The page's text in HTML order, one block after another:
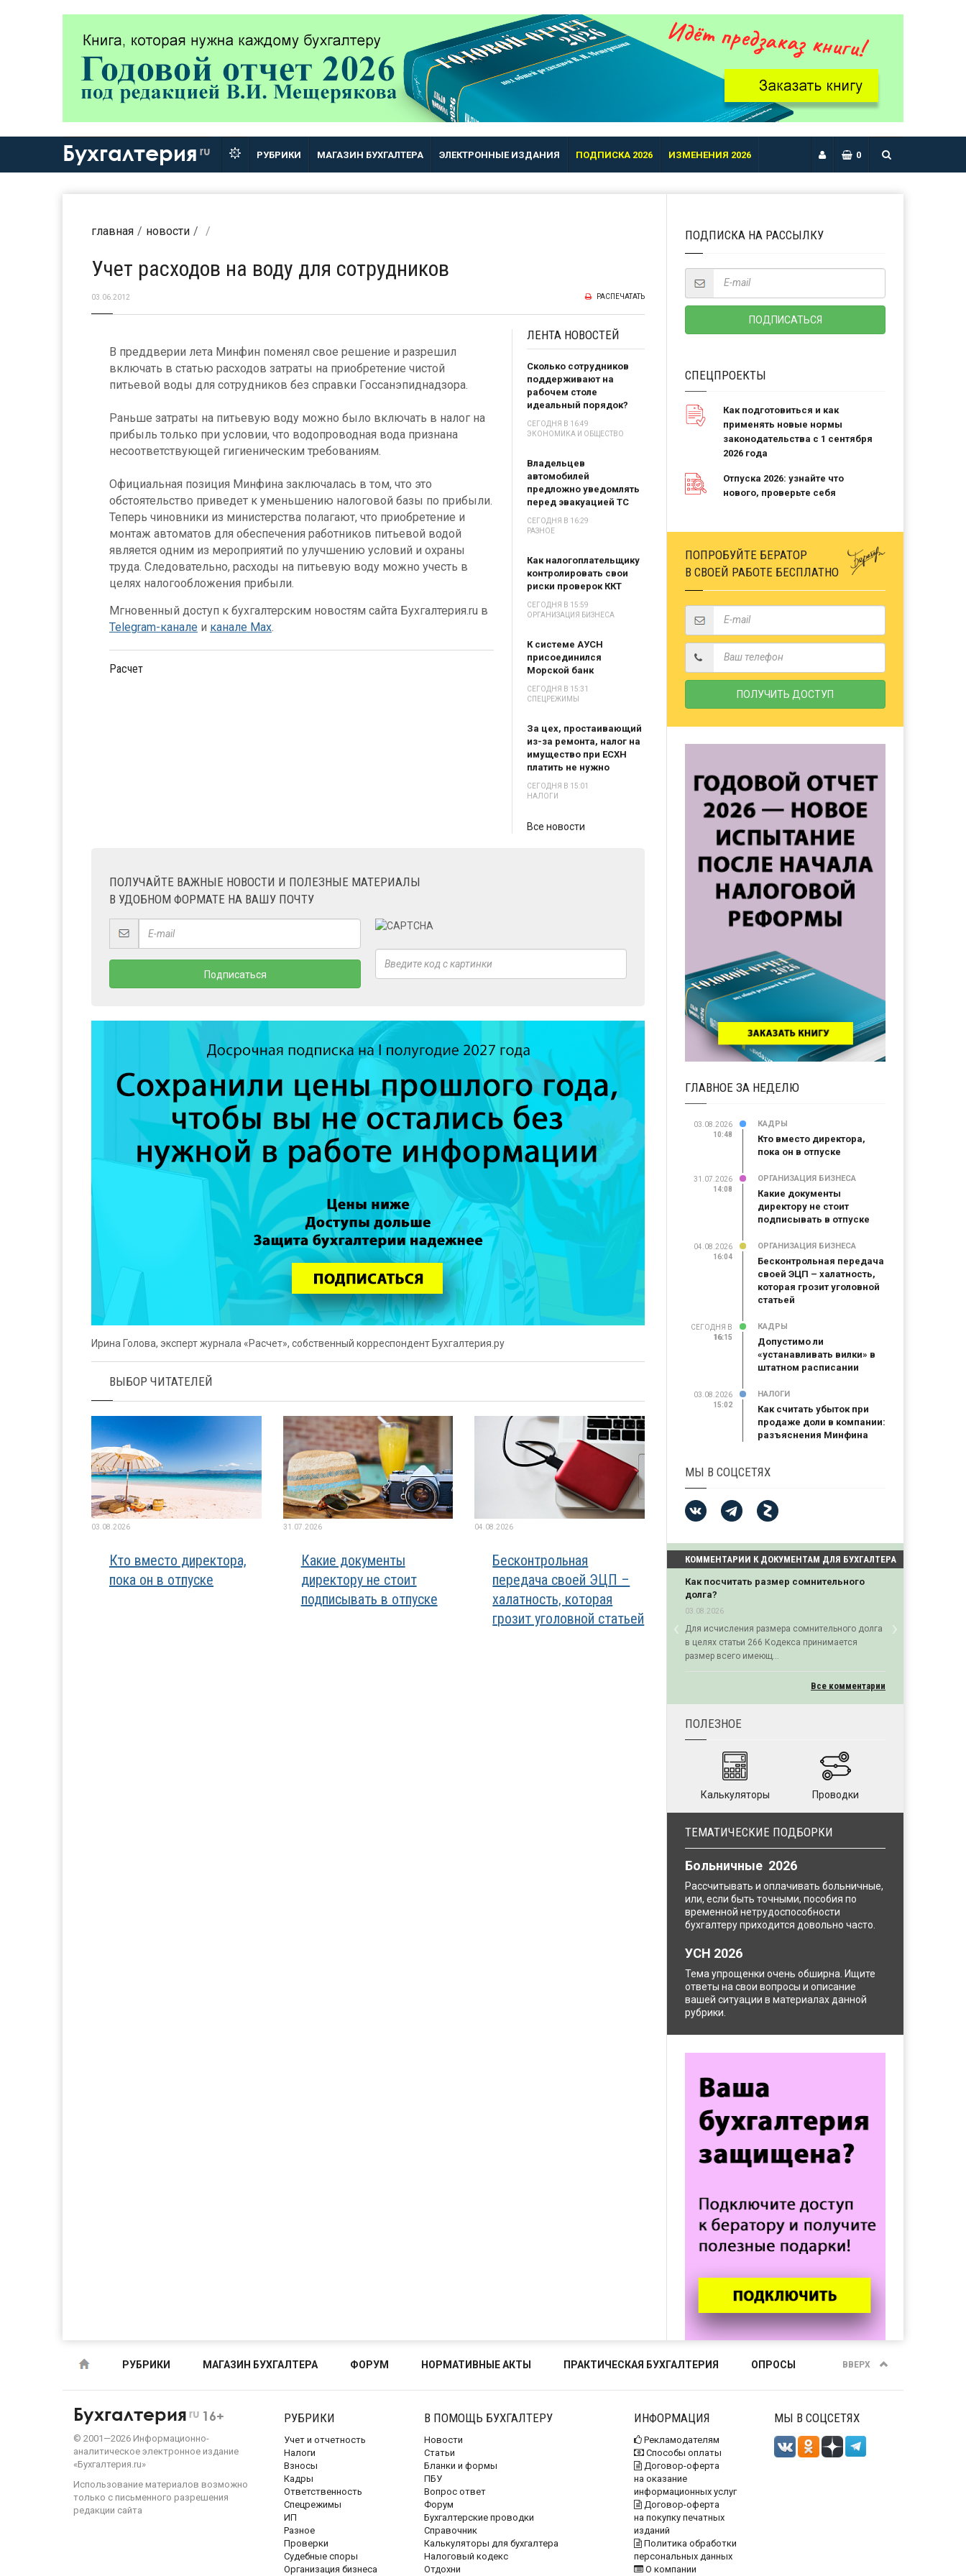
Бухгалтерия ru РУБРИКИ МАГАЗИН БУХГАЛТЕРА ЭЛЕКТРОННЫЕ ИЗДАНИЯ ПОДПИСКА 2026 ИЗМЕНЕНИЯ 2026 0
главная новости
Учет расходов на воду для сотрудников
03.06.2012 РАСПЕЧАТАТЬ
В преддверии лета Минфин поменял свое решение и разрешил
включать в статью расходов затраты на приобретение чистой
питьевой воды для сотрудников без справки Госсанэпиднадзора.
Раньше затраты на питьевую воду можно было включать в налог на
прибыль только при условии, что водопроводная вода признана
несоответствующей гигиеническим требованиям.
Официальная позиция Минфина заключалась в том, что это
обстоятельство приведет к уменьшению налоговой базы по прибыли.
Теперь чиновники из министерства полагают, что приобретение и
монтаж автоматов для обеспечения работников питьевой водой
является одним из мероприятий по улучшению условий и охраны
труда. Следовательно, расходы на питьевую воду можно учесть в
целях налогообложения прибыли.
Мгновенный доступ к бухгалтерским новостям сайта Бухгалтерия.ru в
Telegram-канале и канале Max.
Расчет
ЛЕНТА НОВОСТЕЙ
Сколько сотрудников
поддерживают на
рабочем столе
идеальный порядок?
СЕГОДНЯ В 16:49
ЭКОНОМИКА И ОБЩЕСТВО
Владельцев
автомобилей
предложно уведомлять
перед эвакуацией ТС
СЕГОДНЯ В 16:29
РАЗНОЕ
Как налогоплательщику
контролировать свои
риски проверок ККТ
СЕГОДНЯ В 15:59
ОРГАНИЗАЦИЯ БИЗНЕСА
К системе АУСН
присоединился
Морской банк
СЕГОДНЯ В 15:31
СПЕЦРЕЖИМЫ
За цех, простаивающий
из-за ремонта, налог на
имущество при ЕСХН
платить не нужно
СЕГОДНЯ В 15:01
НАЛОГИ
Все новости
ПОЛУЧАЙТЕ ВАЖНЫЕ НОВОСТИ И ПОЛЕЗНЫЕ МАТЕРИАЛЫ
В УДОБНОМ ФОРМАТЕ НА ВАШУ ПОЧТУ
Ирина Голова, эксперт журнала «Расчет», собственный корреспондент Бухгалтерия.ру
ВЫБОР ЧИТАТЕЛЕЙ
03.08.2026
Кто вместо директора,
пока он в отпуске
31.07.2026
Какие документы
директору не стоит
подписывать в отпуске
04.08.2026
Бесконтрольная
передача своей ЭЦП –
халатность, которая
грозит уголовной статьей
ПОДПИСКА НА РАССЫЛКУ
СПЕЦПРОЕКТЫ
Как подготовиться и как
применять новые нормы
законодательства с 1 сентября
2026 года
Отпуска 2026: узнайте что
нового, проверьте себя
ПОПРОБУЙТЕ БЕРАТОР
В СВОЕЙ РАБОТЕ БЕСПЛАТНО
ГЛАВНОЕ ЗА НЕДЕЛЮ
03.08.2026
10:48
КАДРЫ
Кто вместо директора,
пока он в отпуске
31.07.2026
14:08
ОРГАНИЗАЦИЯ БИЗНЕСА
Какие документы
директору не стоит
подписывать в отпуске
04.08.2026
16:04
ОРГАНИЗАЦИЯ БИЗНЕСА
Бесконтрольная передача
своей ЭЦП – халатность,
которая грозит уголовной
статьей
СЕГОДНЯ В
16:15
16:15
КАДРЫ
Допустимо ли
«устанавливать вилки» в
штатном расписании
03.08.2026
15:02
НАЛОГИ
Как считать убыток при
продаже доли в компании:
разъяснения Минфина
МЫ В СОЦСЕТЯХ
КОММЕНТАРИИ К ДОКУМЕНТАМ ДЛЯ БУХГАЛТЕРА
Как посчитать размер сомнительного
долга?
03.08.2026
Для исчисления размера сомнительного долга
в целях статьи 266 Кодекса принимается
размер всего имеющ...
‹Previous ›Next
Все комментарии
ПОЛЕЗНОЕ
Калькуляторы Проводки
ТЕМАТИЧЕСКИЕ ПОДБОРКИ
Больничные 2026
Рассчитывать и оплачивать больничные,
или, если быть точными, пособия по
временной нетрудоспособности
бухгалтеру приходится довольно часто.
УСН 2026
Тема упрощенки очень обширна. Ищите
ответы на свои вопросы и описание
вашей ситуации в материалах данной
рубрики.
РУБРИКИ МАГАЗИН БУХГАЛТЕРА ФОРУМ НОРМАТИВНЫЕ АКТЫ ПРАКТИЧЕСКАЯ БУХГАЛТЕРИЯ ОПРОСЫ ВВЕРХ
Бухгалтерия ru 16+
© 2001—2026 Информационно-
аналитическое электронное издание
«Бухгалтерия.ru»
Использование материалов возможно
только с письменного разрешения
редакции сайта
РУБРИКИ
Учет и отчетность
Налоги
Взносы
Кадры
Ответственность
Спецрежимы
ИП
Разное
Проверки
Судебные споры
Организация бизнеса
В ПОМОЩЬ БУХГАЛТЕРУ
Новости
Статьи
Бланки и формы
ПБУ
Вопрос ответ
Форум
Бухгалтерские проводки
Справочник
Калькуляторы для бухгалтера
Налоговый кодекс
Отдохни
ИНФОРМАЦИЯ
Рекламодателям
Способы оплаты
Договор-оферта
на оказание
информационных услуг
Договор-оферта
на покупку печатных
изданий
Политика обработки
персональных данных
О компании
МЫ В СОЦСЕТЯХ